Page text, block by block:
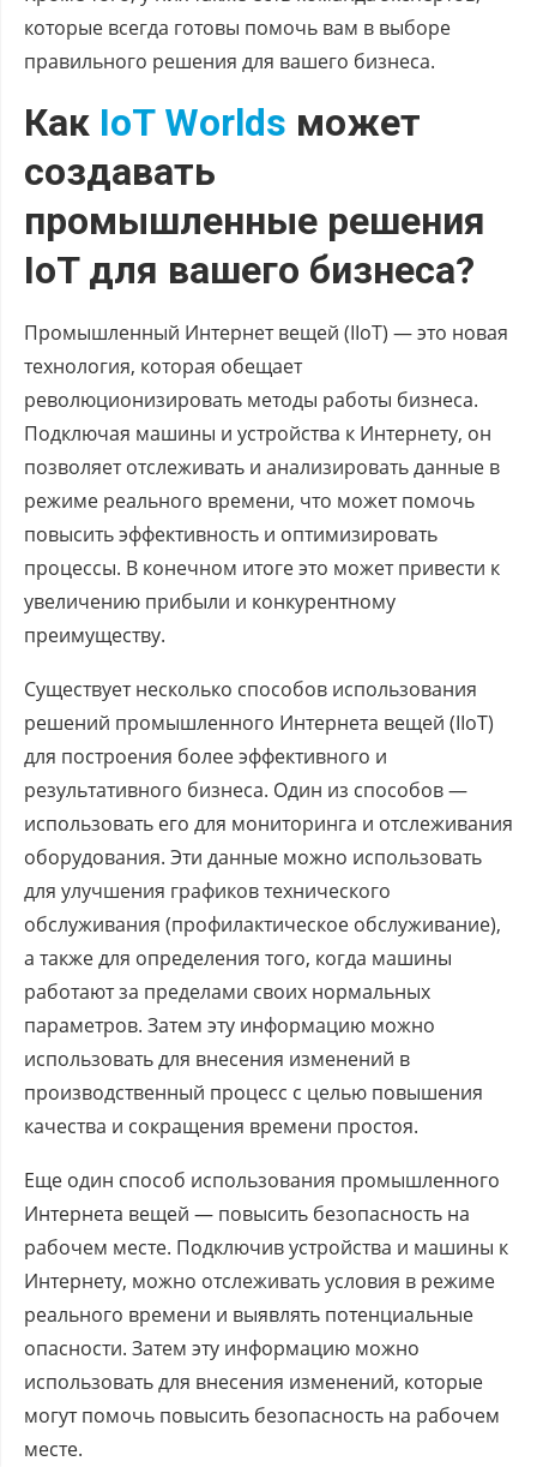
которые всегда готовы помочь вам в выборе
правильного решения для вашего бизнеса.
Как IoT Worlds может
создавать
промышленные решения
IoT для вашего бизнеса?
Промышленный Интернет вещей (IIoT) — это новая
технология, которая обещает
революционизировать методы работы бизнеса.
Подключая машины и устройства к Интернету, он
позволяет отслеживать и анализировать данные в
режиме реального времени, что может помочь
повысить эффективность и оптимизировать
процессы. В конечном итоге это может привести к
увеличению прибыли и конкурентному
преимуществу.
Существует несколько способов использования
решений промышленного Интернета вещей (IIoT)
для построения более эффективного и
результативного бизнеса. Один из способов —
использовать его для мониторинга и отслеживания
оборудования. Эти данные можно использовать
для улучшения графиков технического
обслуживания (профилактическое обслуживание),
а также для определения того, когда машины
работают за пределами своих нормальных
параметров. Затем эту информацию можно
использовать для внесения изменений в
производственный процесс с целью повышения
качества и сокращения времени простоя.
Еще один способ использования промышленного
Интернета вещей — повысить безопасность на
рабочем месте. Подключив устройства и машины к
Интернету, можно отслеживать условия в режиме
реального времени и выявлять потенциальные
опасности. Затем эту информацию можно
использовать для внесения изменений, которые
могут помочь повысить безопасность на рабочем
месте.